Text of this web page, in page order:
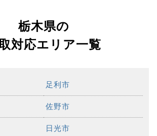
栃木県の
対応エリア一覧
足利市
佐野市
日光市